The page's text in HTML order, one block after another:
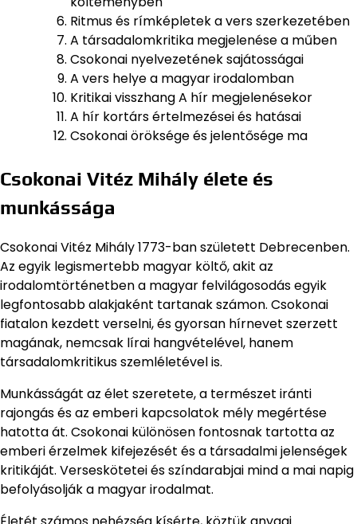
Ritmus és rímképletek a vers szerkezetében
A társadalomkritika megjelenése a műben
Csokonai nyelvezetének sajátosságai
A vers helye a magyar irodalomban
Kritikai visszhang A hír megjelenésekor
A hír kortárs értelmezései és hatásai
Csokonai öröksége és jelentősége ma
Csokonai Vitéz Mihály élete és
munkássága
Csokonai Vitéz Mihály 1773-ban született Debrecenben.
Az egyik legismertebb magyar költő, akit az
irodalomtörténetben a magyar felvilágosodás egyik
legfontosabb alakjaként tartanak számon. Csokonai
fiatalon kezdett verselni, és gyorsan hírnevet szerzett
magának, nemcsak lírai hangvételével, hanem
társadalomkritikus szemléletével is.
Munkásságát az élet szeretete, a természet iránti
rajongás és az emberi kapcsolatok mély megértése
hatotta át. Csokonai különösen fontosnak tartotta az
emberi érzelmek kifejezését és a társadalmi jelenségek
kritikáját. Verseskötetei és színdarabjai mind a mai napig
befolyásolják a magyar irodalmat.